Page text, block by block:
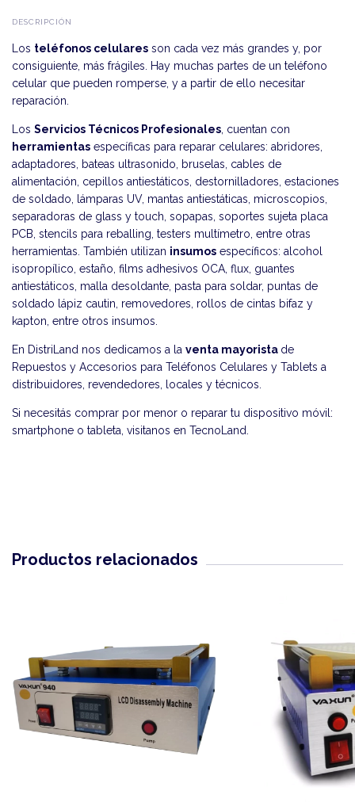
DESCRIPCIÓN
Los teléfonos celulares son cada vez más grandes y, por
consiguiente, más frágiles. Hay muchas partes de un teléfono
celular que pueden romperse, y a partir de ello necesitar
reparación.
Los Servicios Técnicos Profesionales , cuentan con
herramientas específicas para reparar celulares: abridores,
adaptadores, bateas ultrasonido, bruselas, cables de
alimentación, cepillos antiestáticos, destornilladores, estaciones
de soldado, lámparas UV, mantas antiestáticas, microscopios,
separadoras de glass y touch, sopapas, soportes sujeta placa
PCB, stencils para reballing, testers multímetro, entre otras
herramientas. También utilizan insumos específicos: alcohol
isopropílico, estaño, films adhesivos OCA, flux, guantes
antiestáticos, malla desoldante, pasta para soldar, puntas de
soldado lápiz cautin, removedores, rollos de cintas bifaz y
kapton, entre otros insumos.
En DistriLand nos dedicamos a la venta mayorista de
Repuestos y Accesorios para Teléfonos Celulares y Tablets a
distribuidores, revendedores, locales y técnicos.
Si necesitás comprar por menor o reparar tu dispositivo móvil:
smartphone o tableta, visitanos en TecnoLand
Productos relacionados